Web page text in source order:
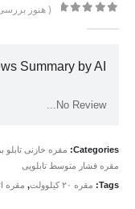
( هنوز
Summary by AI:
No Review...
Categories: مقره خازنی تابلو
مقره فشار متوسط تابلویی
Tags:
مقره ۲۰ کیلوولت , مقره